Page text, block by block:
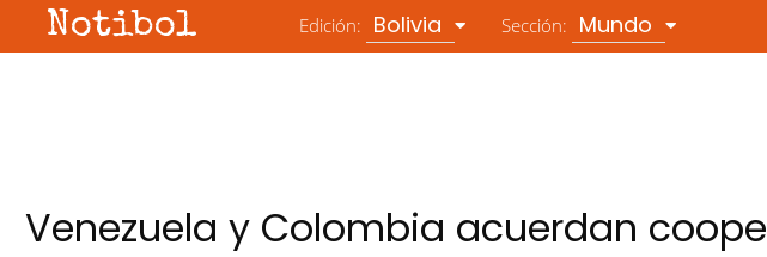
Notibol Edición: Bolivia Sección: Mundo
Venezuela y Colombia acuerdan